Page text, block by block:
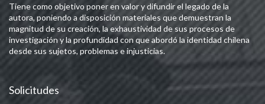
Tiene como objetivo poner en valor y difundir el legado de la
autora, poniendo a disposición materiales que demuestran la
magnitud de su creación, la exhaustividad de sus procesos de
investigación y la profundidad con que abordó la identidad chilena
desde sus sujetos, problemas e injusticias.
Solicitudes